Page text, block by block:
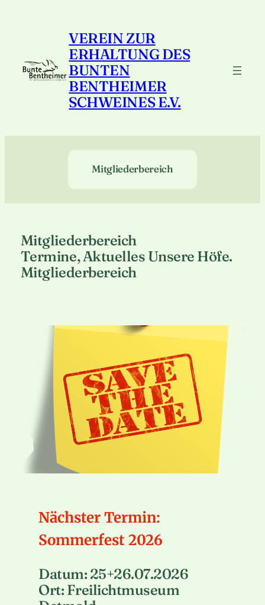
VEREIN ZUR
ERHALTUNG DES
BUNTEN
BENTHEIMER
SCHWEINES E.V.
Mitgliederbereich
Mitgliederbereich
Termine, Aktuelles Unsere Höfe.
Mitgliederbereich
Nächster Termin:
Sommerfest 2026
Datum: 25+26.07.2026
Ort: Freilichtmuseum